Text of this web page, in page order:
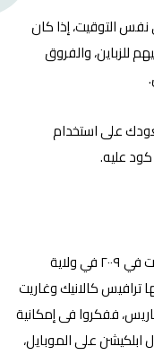
نفس التوقيت، إذا كان
للزباين، والفروق
على استخدام
: هي شركة أتأسست لخدمات تأجير العربيات في ٢٠٠٩ في ولاية
ترافيس كالانيك وغاريت
ففكروا فى إمكانية
ابلكيشن على الموبايل،